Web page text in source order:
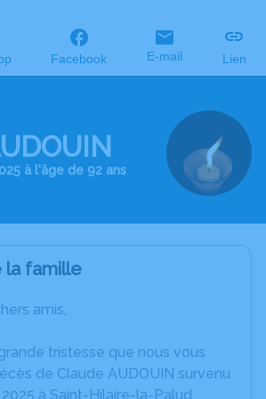
Facebook E-mail Lien
à l'âge de 92 ans
la famille
amis,
tristesse que nous vous
de Claude AUDOUIN survenu
à Saint-Hilaire-la-Palud.